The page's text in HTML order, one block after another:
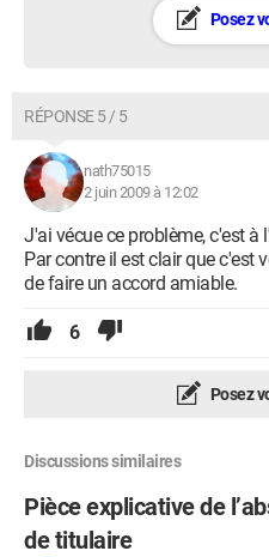
Posez
RÉPONSE 5 / 5
nath75015
2 juin 2009 à 12:02
J'ai vécue ce problème, c'est
Par contre il est clair que c'est
de faire un accord amiable.
6
Posez
Discussions similaires
Pièce explicative de
de titulaire